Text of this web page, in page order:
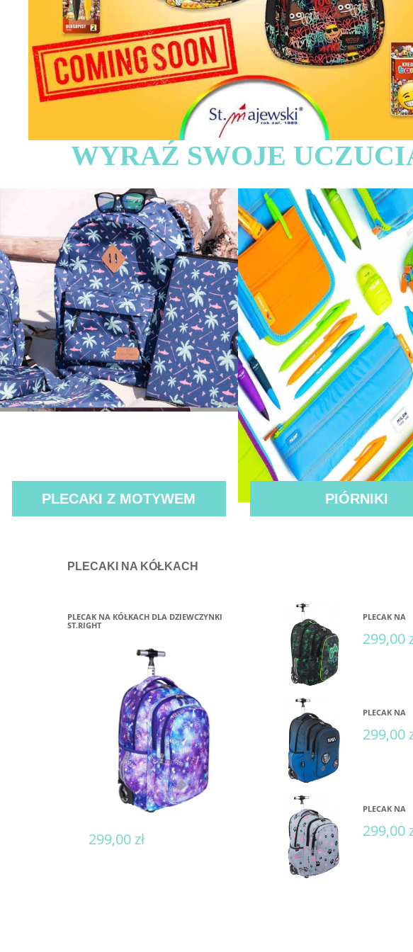
WYRAŹ SWOJE
PLECAKI Z MOTYWEM PIÓRNIKI
PLECAKI NA KÓŁKACH
PLECAK NA KÓŁKACH DLA DZIEWCZYNKI
ST.RIGHT
299,00 zł
PLECAK NA
299,00
PLECAK NA
299,00
PLECAK NA
299,00